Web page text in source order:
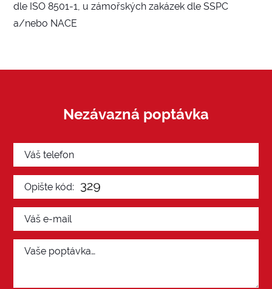
dle ISO 8501-1, u zámořských zakázek dle SSPC
a/nebo NACE
Nezávazná poptávka